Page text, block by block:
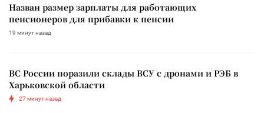
Назван размер зарплаты для работающих
пенсионеров для прибавки к пенсии
19 минут назад
ВС России поразили склады ВСУ с дронами и РЭБ в
Харьковской области
27 минут назад